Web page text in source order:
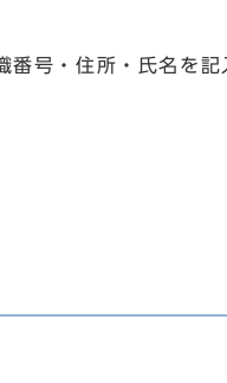
号・住所・氏名を